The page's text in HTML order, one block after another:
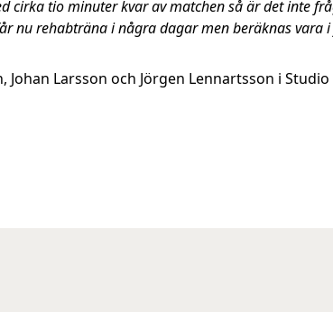
cirka tio minuter kvar av matchen så är det inte
nu rehabträna i några dagar men beräknas vara
Johan Larsson och Jörgen Lennartsson i